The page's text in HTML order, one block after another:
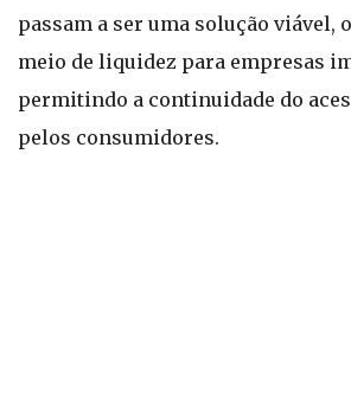
passam a ser uma solução viável,
meio de liquidez para empresas
permitindo a continuidade do
pelos consumidores.